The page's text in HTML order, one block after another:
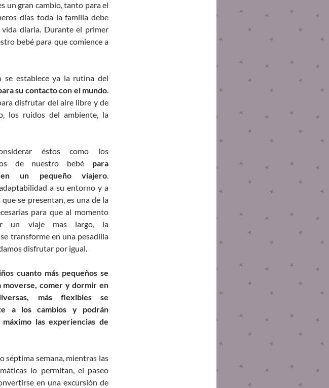
un gran cambio, tanto para el
días toda la familia debe
diaria. Durante el primer
bebé para que comience a
se establece ya la rutina del
su contacto con el mundo.
disfrutar del aire libre y de
los ruidos del ambiente, la
éstos como los
de nuestro bebé para
un pequeño viajero.
a su entorno y a
se presentan, es una de la
para que al momento
un viaje mas largo, la
transforme en una pesadilla
disfrutar por igual.
cuanto más pequeños se
moverse, comer y dormir en
más flexibles se
a los cambios y podrán
las experiencias de
séptima semana, mientras las
lo permitan, el paseo
en una excursión de